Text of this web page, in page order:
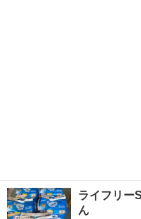
ライフリー
ん